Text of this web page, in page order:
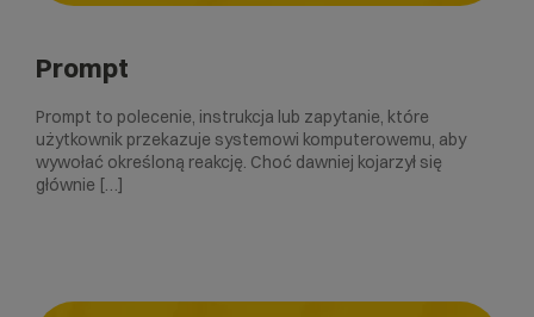
Prompt
Prompt to polecenie, instrukcja lub zapytanie, które
użytkownik przekazuje systemowi komputerowemu, aby
wywołać określoną reakcję. Choć dawniej kojarzył się
głównie […]